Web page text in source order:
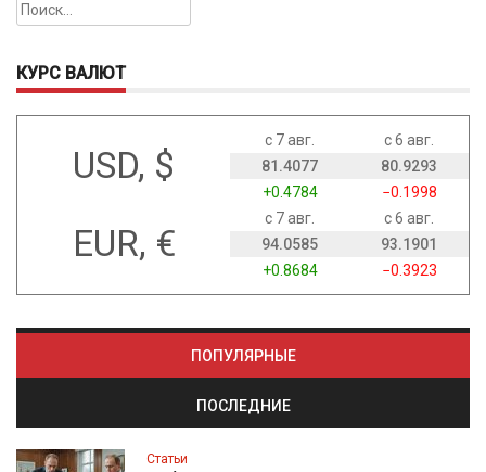
Найти:
КУРС ВАЛЮТ
USD, $
с 7 авг.
с 6 авг.
81.4077
80.9293
+0.4784
−0.1998
EUR, €
с 7 авг.
с 6 авг.
94.0585
93.1901
+0.8684
−0.3923
ПОПУЛЯРНЫЕ
ПОСЛЕДНИЕ
Статьи